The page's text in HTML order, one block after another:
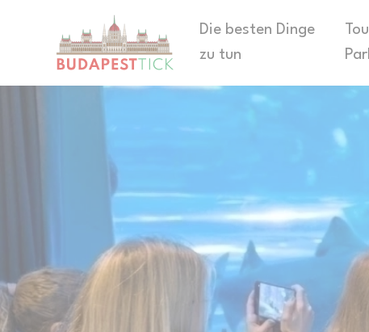
Die besten Dinge
zu tun